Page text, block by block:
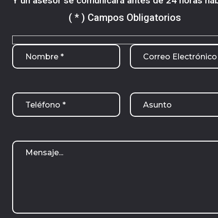
( * ) Campos Obligatorios